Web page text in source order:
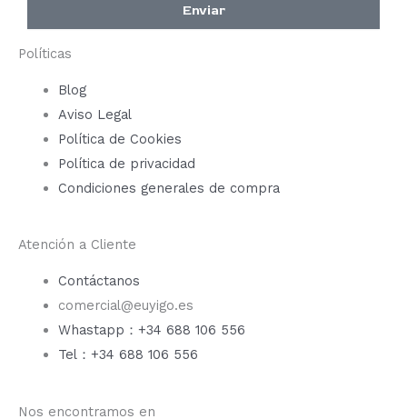
Enviar
Políticas
Blog
Aviso Legal
Política de Cookies
Política de privacidad
Condiciones generales de compra
Atención a Cliente
Contáctanos
comercial@euyigo.es
Whastapp：+34 688 106 556
Tel：+34 688 106 556
Nos encontramos en